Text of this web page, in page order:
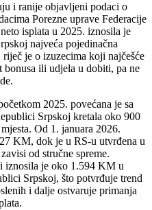
i ranije objavljeni podaci o
Porezne uprave Federacije
isplata u 2025. iznosila je
najveća pojedinačna
je o izuzecima koji najčešće
ili udjela u dobiti, pa ne
2025. povećana je sa
Srpskoj kretala oko 900
Od 1. januara 2026.
KM, dok je u RS-u utvrđena u
od stručne spreme.
iznosila je oko 1.594 KM u
Srpskoj, što potvrđuje trend
i dalje ostvaruje primanja